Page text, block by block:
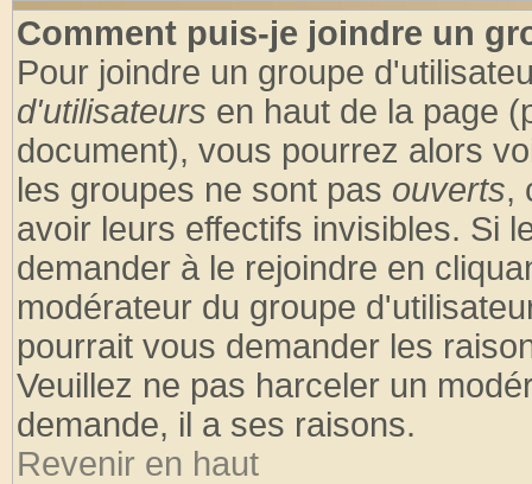
Comment puis-je joindre un
Pour joindre un groupe
d'utilisateurs en haut de la page
document), vous pourrez alors
les groupes ne sont pas ouverts,
avoir leurs effectifs invisibles. Si
demander à le rejoindre en
modérateur du groupe
pourrait vous demander les
Veuillez ne pas harceler un
demande, il a ses raisons.
Revenir en haut